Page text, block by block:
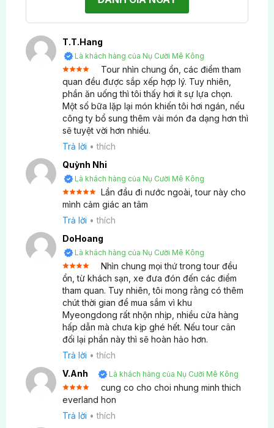
Polim.
Tour có phù hợp cho trẻ em và người lớn tuổi
Các hoạt động tham quan, trải nghiệm văn hóa và
giải trí phù hợp với trẻ em và người lớn tuổi, nhưng
người lớn trên 70 tuổi hoặc phụ nữ mang thai cần
đảm bảo đủ sức khỏe.
Tôi có thời gian tự do khám phá thành phố Seoul
không?
Quý khách có thể tự do dạo phố, thưởng thức ẩm
thực đường phố như: sundae, mandu… Đồng thời
khám phá chợ đêm Myeongdong hoặc
Dongdaemun.
T.T.Hang
Là khách hàng của Nụ Cười Mê Kông
Được
xếp
hạng4
5 sao
Tour nhìn chung ổn, các điểm tham
quan đều được sắp xếp hợp lý. Tuy nhiên,
phần ăn uống thì tôi thấy hơi ít sự lựa chọn.
Một số bữa lặp lại món khiến tôi hơi ngán, nếu
công ty bổ sung thêm vài món đa dạng hơn thì
sẽ tuyệt vời hơn nhiều.
Trả lời •thích
Quỳnh Nhi
Là khách hàng của Nụ Cười Mê Kông
Được xếp
hạng55
sao
Lần đầu đi nước ngoài, tour này cho
mình cảm giác an tâm
Trả lời •thích
DoHoang
Là khách hàng của Nụ Cười Mê Kông
Được
xếp
hạng4
Nhìn chung mọi thứ trong tour đều
ổn, từ khách sạn, xe đưa đón đến các điểm
tham quan. Tuy nhiên, tôi mong rằng có thêm
chút thời gian để mua sắm vì khu
Myeongdong rất nhộn nhịp, nhiều cửa hàng
hấp dẫn mà chưa kịp ghé hết. Nếu tour cân
đối lại phần này thì sẽ hoàn hảo hơn.
Trả lời •thích
V.Anh
Là khách hàng của Nụ Cười Mê Kông
Được
xếp
hạng 4
5 sao
cung co cho choi nhung minh thich
everland hon
Trả lời •thích